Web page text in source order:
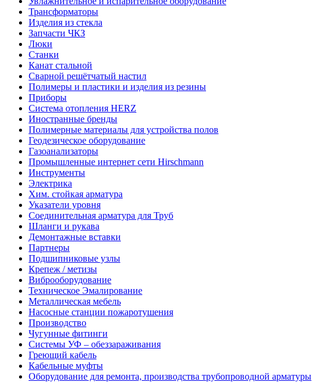
Трансформаторы
Изделия из стекла
Запчасти ЧКЗ
Люки
Станки
Канат стальной
Сварной решётчатый настил
Полимеры и пластики и изделия из резины
Приборы
Система отопления HERZ
Иностранные бренды
Полимерные материалы для устройства полов
Геодезическое оборудование
Газоанализаторы
Промышленные интернет сети Hirschmann
Инструменты
Электрика
Хим. стойкая арматура
Указатели уровня
Соединительная арматура для Труб
Шланги и рукава
Демонтажные вставки
Партнеры
Подшипниковые узлы
Крепеж / метизы
Виброоборудование
Техническое Эмалирование
Металлическая мебель
Насосные станции пожаротушения
Производство
Чугунные фитинги
Системы УФ – обеззараживания
Греющий кабель
Кабельные муфты
Оборудование для ремонта, производства трубопроводной арматуры